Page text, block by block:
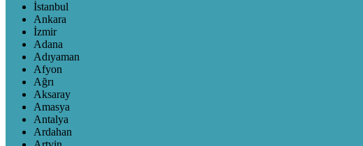
İstanbul
Ankara
İzmir
Adana
Adıyaman
Afyon
Ağrı
Aksaray
Amasya
Antalya
Ardahan